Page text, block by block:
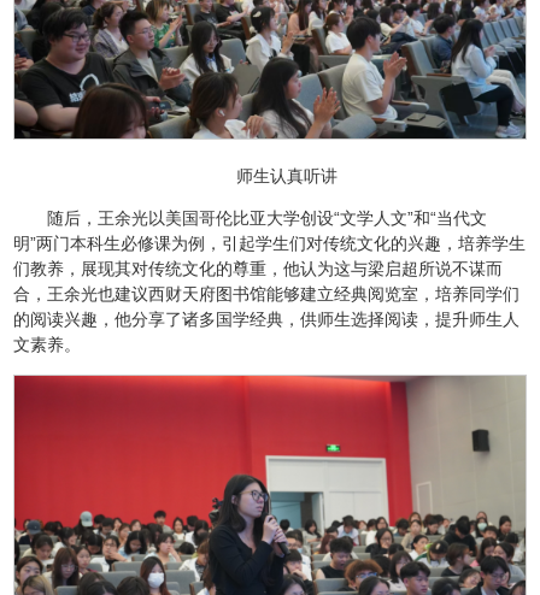
师生认真听讲
随后，王余光以美国哥伦比亚大学创设“文学人文”和“当代文
明”两门本科生必修课为例，引起学生们对传统文化的兴趣，培养学生
们教养，展现其对传统文化的尊重，他认为这与梁启超所说不谋而
合，王余光也建议西财天府图书馆能够建立经典阅览室，培养同学们
的阅读兴趣，他分享了诸多国学经典，供师生选择阅读，提升师生人
文素养。